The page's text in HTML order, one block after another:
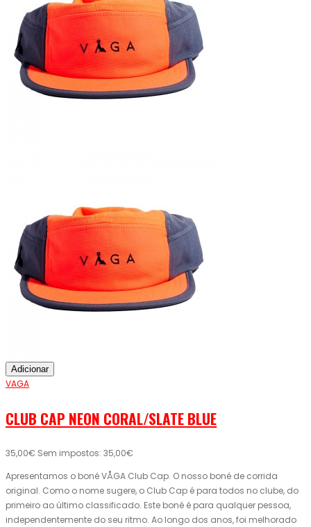
Adicionar
VAGA
CLUB CAP NEON CORAL/SLATE BLUE
35,00€ Sem impostos: 35,00€
Apresentamos o boné VÅGA Club Cap. O nosso boné de corrida
original. Como o nome sugere, o Club Cap é para todos no clube, do
primeiro ao último classificado. Este boné é para qualquer pessoa,
independentemente do seu ritmo. Ao longo dos anos, foi melhorado